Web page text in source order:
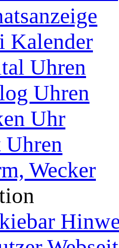
Kalender
Uhren
Uhren
Uhr
Uhren
Wecker